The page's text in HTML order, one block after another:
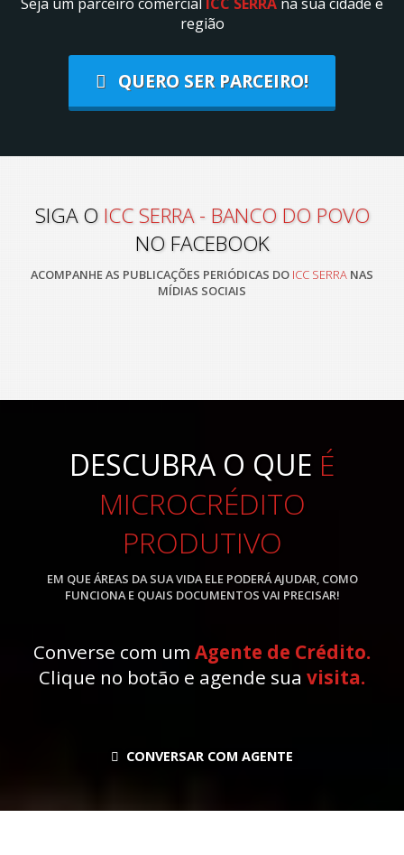
região
QUERO SER PARCEIRO!
SIGA O ICC SERRA - BANCO DO POVO
NO FACEBOOK
ACOMPANHE AS PUBLICAÇÕES PERIÓDICAS DO ICC SERRA NAS
MÍDIAS SOCIAIS
DESCUBRA O QUE É
MICROCRÉDITO
PRODUTIVO
EM QUE ÁREAS DA SUA VIDA ELE PODERÁ AJUDAR, COMO
FUNCIONA E QUAIS DOCUMENTOS VAI PRECISAR!
Converse com um Agente de Crédito.
Clique no botão e agende sua visita.
CONVERSAR COM AGENTE